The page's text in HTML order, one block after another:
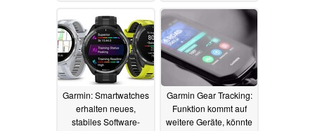
Garmin: Smartwatches
erhalten neues,
stabiles Software-
Garmin Gear Tracking:
Funktion kommt auf
weitere Geräte, könnte